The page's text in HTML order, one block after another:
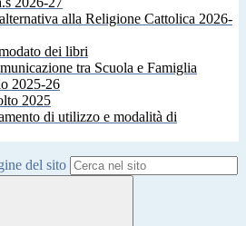
alla Religione Cattolica 2026-
dei libri
tra Scuola e Famiglia
2025-26
2025
di utilizzo e modalità di
del sito